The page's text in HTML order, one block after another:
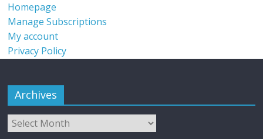
Homepage
Manage Subscriptions
My account
Privacy Policy
Archives